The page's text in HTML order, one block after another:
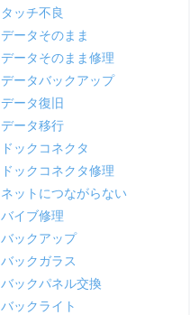
タッチ不良
データそのまま
データそのまま修理
データバックアップ
データ復旧
データ移行
ドックコネクタ
ドックコネクタ修理
ネットにつながらない
バイブ修理
バックアップ
バックガラス
バックパネル交換
バックライト